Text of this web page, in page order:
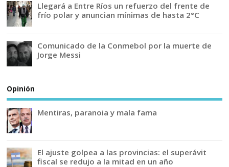
Llegará a Entre Ríos un refuerzo del frente de
frío polar y anuncian mínimas de hasta 2°C
Comunicado de la Conmebol por la muerte de
Jorge Messi
Opinión
Mentiras, paranoia y mala fama
El ajuste golpea a las provincias: el superávit
fiscal se redujo a la mitad en un año